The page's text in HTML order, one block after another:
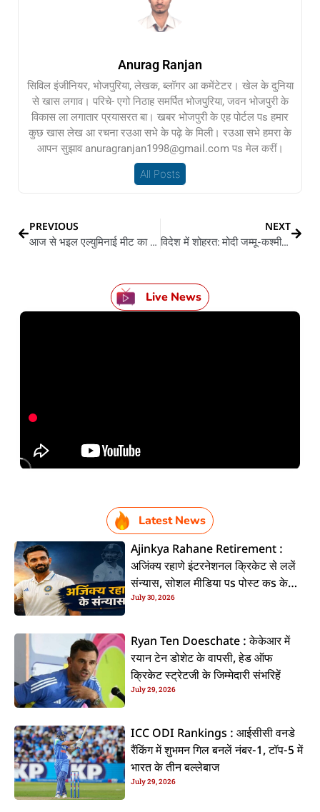
Anurag Ranjan
सिविल इंजीनियर, भोजपुरिया, लेखक, ब्लॉगर आ कमेंटेटर। खेल के दुनिया
से खास लगाव। परिचे- एगो निठाह समर्पित भोजपुरिया, जवन भोजपुरी के
विकास ला लगातार प्रयासरत बा। खबर भोजपुरी के एह पोर्टल पs हमार
कुछ खास लेख आ रचना रउआ सभे के पढ़े के मिली। रउआ सभे हमरा के
आपन सुझाव anuragranjan1998@gmail.com पs मेल करीं।
All Posts
PREVIOUS
आज से भइल एल्युमिनाई मीट का आगाज
NEXT
विदेश में शोहरत: मोदी जम्मू-कश्मीर के पश्मीना स्टॉल स्वीडन के प्रधानमंत्री के कइले भेंट, जमके हो रहल बा तारीफ
Live News
Latest News
Ajinkya Rahane Retirement :
अजिंक्य रहाणे इंटरनेशनल क्रिकेट से ललें
संन्यास, सोशल मीडिया पs पोस्ट कs के
कइलें एलान
July 30, 2026
Ryan Ten Doeschate : केकेआर में
रयान टेन डोशेट के वापसी, हेड ऑफ
क्रिकेट स्ट्रेटजी के जिम्मेदारी संभरिहें
July 29, 2026
ICC ODI Rankings : आईसीसी वनडे
रैंकिंग में शुभमन गिल बनलें नंबर-1, टॉप-5 में
भारत के तीन बल्लेबाज
July 29, 2026